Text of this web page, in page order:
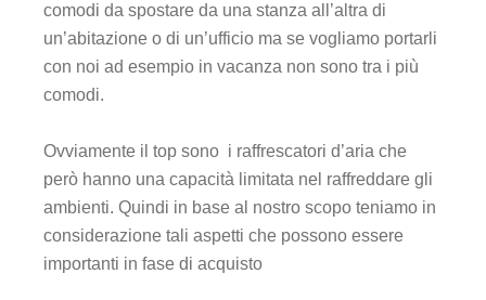
comodi da spostare da una stanza all’altra di
un’abitazione o di un’ufficio ma se vogliamo portarli
con noi ad esempio in vacanza non sono tra i più
comodi.
Ovviamente il top sono i raffrescatori d’aria che
però hanno una capacità limitata nel raffreddare gli
ambienti. Quindi in base al nostro scopo teniamo in
considerazione tali aspetti che possono essere
importanti in fase di acquisto